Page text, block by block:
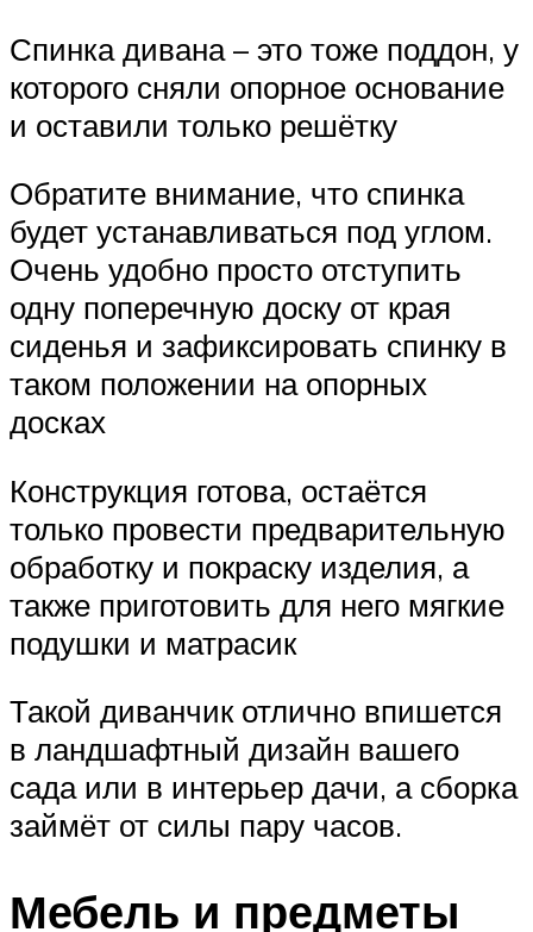
Спинка дивана – это тоже поддон, у
которого сняли опорное основание
и оставили только решётку
Обратите внимание, что спинка
будет устанавливаться под углом.
Очень удобно просто отступить
одну поперечную доску от края
сиденья и зафиксировать спинку в
таком положении на опорных
досках
Конструкция готова, остаётся
только провести предварительную
обработку и покраску изделия, а
также приготовить для него мягкие
подушки и матрасик
Такой диванчик отлично впишется
в ландшафтный дизайн вашего
сада или в интерьер дачи, а сборка
займёт от силы пару часов.
Мебель и предметы